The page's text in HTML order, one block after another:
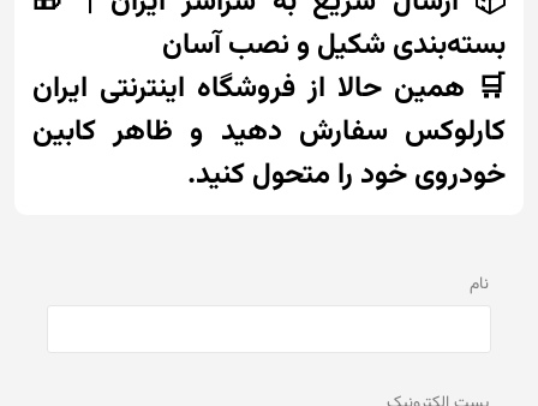
بسته‌بندی شکیل و نصب آسان
🛒 همین حالا از فروشگاه اینترنتی ایران
کارلوکس سفارش دهید و ظاهر کابین
خودروی خود را متحول کنید.
نام